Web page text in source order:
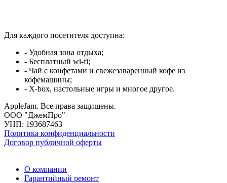
Для каждого посетителя доступна:
- Удобная зона отдыха;
- Бесплатный wi-fi;
- Чай с конфетами и свежезаваренный кофе из
кофемашины;
- X-box, настольные игры и многое другое.
AppleJam. Все права защищены.
ООО "ДжемПро"
УНП: 193687463
Политика конфиденциальности
Договор публичной оферты
О компании
Гарантийный ремонт